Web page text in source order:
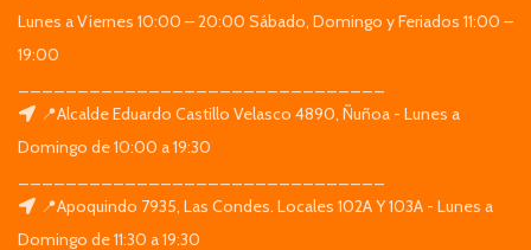
Lunes a Viernes 10:00 – 20:00 Sábado, Domingo y Feriados 11:00 –
19:00
📍Alcalde Eduardo Castillo Velasco 4890, Ñuñoa - Lunes a
Domingo de 10:00 a 19:30
📍Apoquindo 7935, Las Condes. Locales 102A Y 103A - Lunes a
Domingo de 11:30 a 19:30